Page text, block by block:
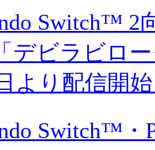
Switch™ 2
デビラビロ
より配信開
Switch™・